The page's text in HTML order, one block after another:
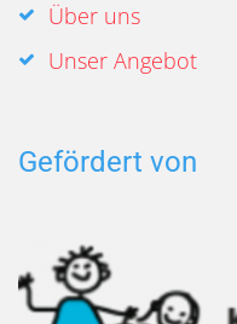
Über uns
Unser Angebot
Gefördert von